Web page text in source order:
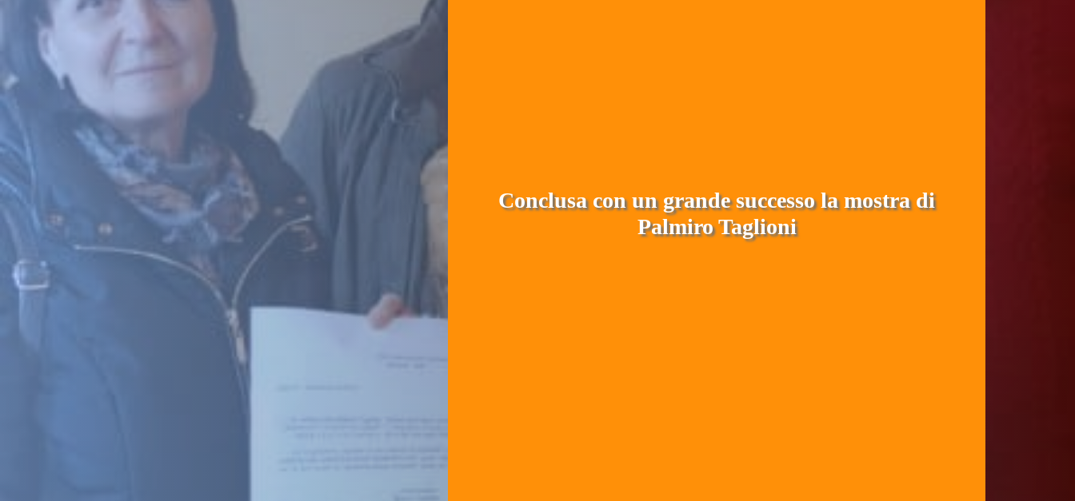
Conclusa con un grande successo la mostra di
Palmiro Taglioni